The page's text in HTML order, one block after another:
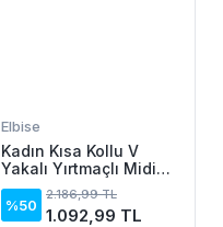
Elbise
Kadın Kısa Kollu V
Yakalı Yırtmaçlı Midi
Boy Viskon Elbise
%50
2.186,99 TL
1.092,99 TL